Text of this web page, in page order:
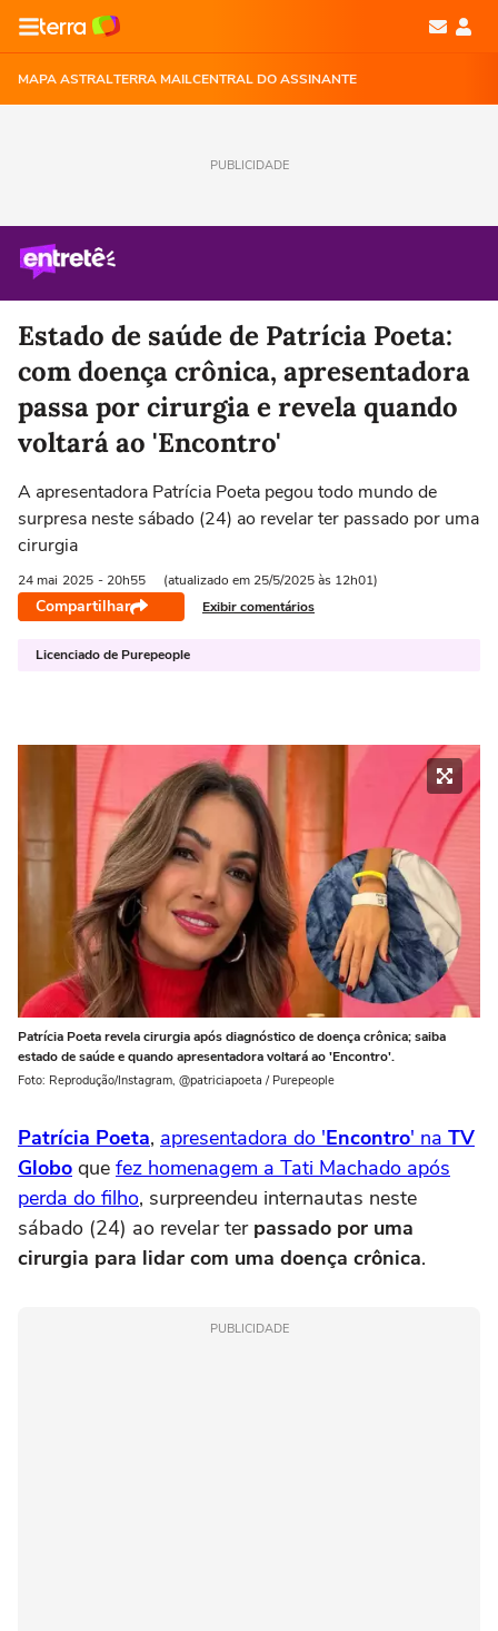
MAPA ASTRALTERRA MAILCENTRAL DO ASSINANTE
PUBLICIDADE
Estado de saúde de Patrícia Poeta:
com doença crônica, apresentadora
passa por cirurgia e revela quando
voltará ao 'Encontro'
A apresentadora Patrícia Poeta pegou todo mundo de
surpresa neste sábado (24) ao revelar ter passado por uma
cirurgia
24 mai 2025 - 20h55 (atualizado em 25/5/2025 às 12h01)
Compartilhar Exibir comentários
Licenciado de Purepeople
Patrícia Poeta revela cirurgia após diagnóstico de doença crônica; saiba
estado de saúde e quando apresentadora voltará ao 'Encontro'.
Foto: Reprodução/Instagram, @patriciapoeta / Purepeople
Patrícia Poeta, apresentadora do 'Encontro' na TV
Globo que fez homenagem a Tati Machado após
perda do filho, surpreendeu internautas neste
sábado (24) ao revelar ter passado por uma
cirurgia para lidar com uma doença crônica.
PUBLICIDADE